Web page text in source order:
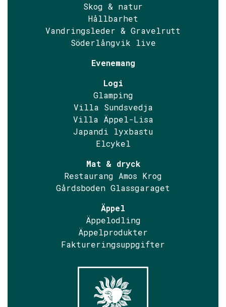
Skog & natur
Hållbarhet
Vandringsleder & Gravelrutt
Söderlångvik live
Evenemang
Logi
Glamping
Villa Sundsvedja
Villa Äppel-Lisa
Japandi lyxbastu
Elcykel
Mat & dryck
Restaurang Amos Krog
Gårdsboden Glassgaraget
Äppel
Äppelodling
Äppelprodukter
Faktureringsuppgifter